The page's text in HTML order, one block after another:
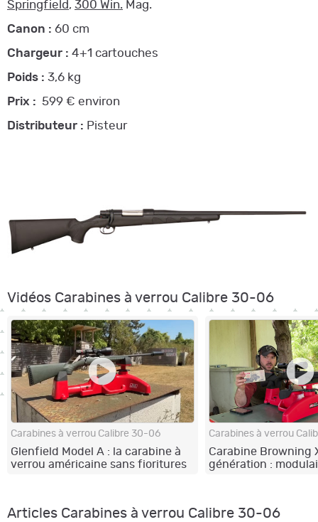
Springfield, 300 Win. Mag.
Canon : 60 cm
Chargeur : 4+1 cartouches
Poids : 3,6 kg
Prix : 599 € environ
Distributeur : Pisteur
Vidéos Carabines à verrou Calibre 30-06
Carabines à verrou Calibre 30-06
Glenfield Model A : la carabine à
verrou américaine sans fioritures
Carabines à verrou
Carabine Browning
génération :
Articles Carabines à verrou Calibre 30-06